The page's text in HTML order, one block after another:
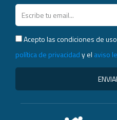
Acepto las condiciones de
política de privacidady el aviso